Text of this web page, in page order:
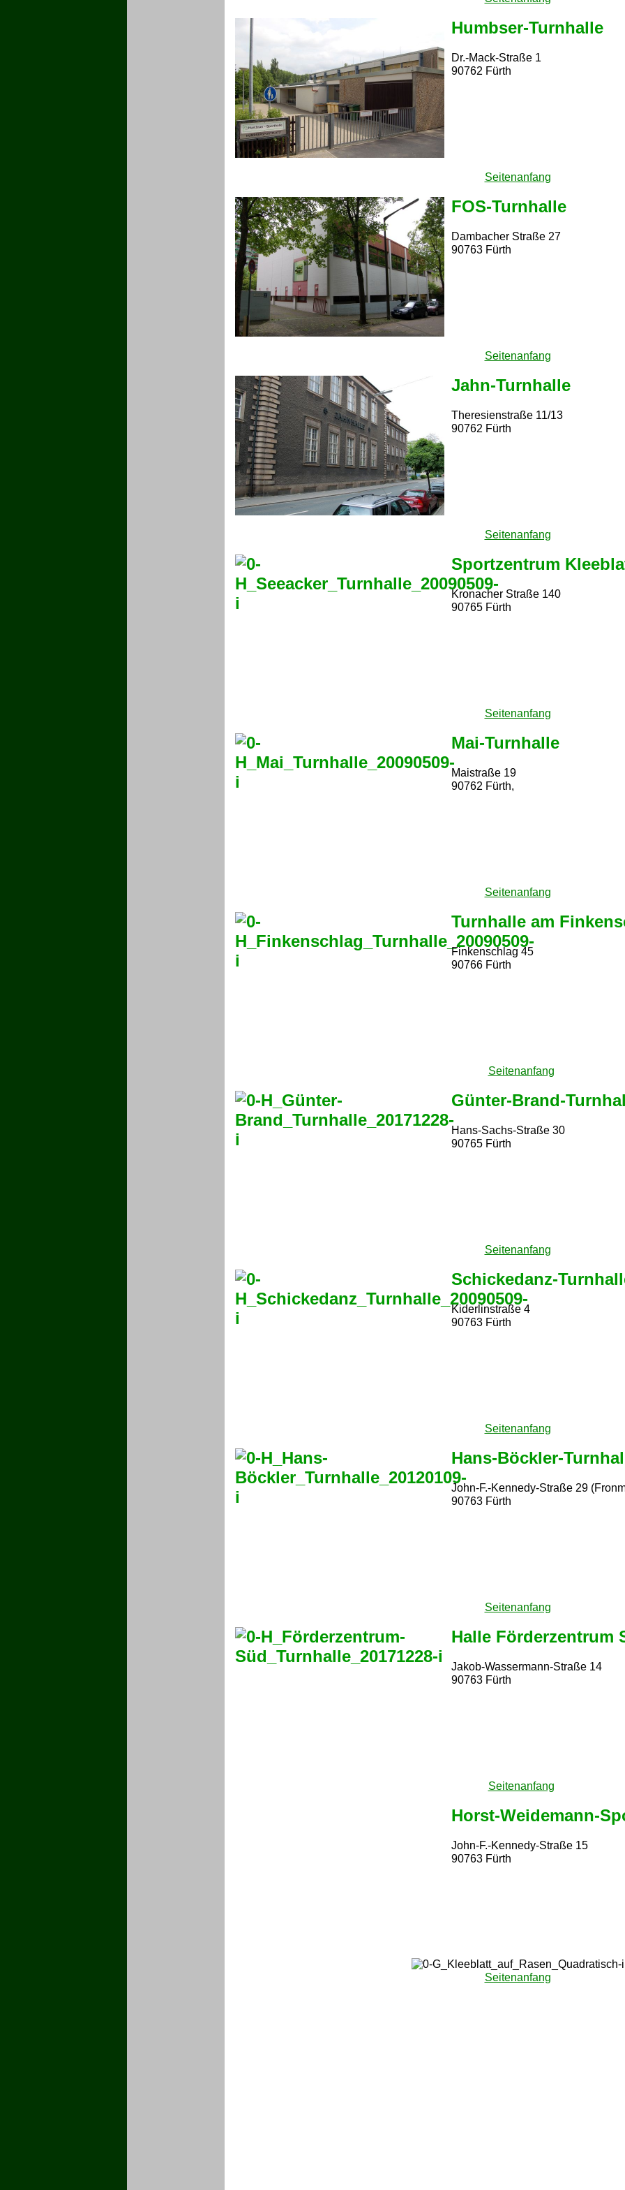
Humbser-Turnhalle
Dr.-Mack-Straße 1
90762 Fürth
Seitenanfang
FOS-Turnhalle
Dambacher Straße 27
90763 Fürth
Seitenanfang
Jahn-Turnhalle
Theresienstraße 11/13
90762 Fürth
Seitenanfang
Sportzentrum
Kronacher Straße 140
90765 Fürth
Seitenanfang
Mai-Turnhalle
Maistraße 19
90762 Fürth,
Seitenanfang
Turnhalle am
Finkenschlag 45
90766 Fürth
Seitenanfang
Günter-Brand-
Hans-Sachs-Straße 30
90765 Fürth
Seitenanfang
Schickedanz-
Kiderlinstraße 4
90763 Fürth
Seitenanfang
Hans-Böckler-
John-F.-Kennedy-Straße 29
90763 Fürth
Seitenanfang
Halle Förderzentrum
Jakob-Wassermann-Straße 14
90763 Fürth
Seitenanfang
Horst-Weidemann-
John-F.-Kennedy-Straße 15
90763 Fürth
Seitenanfang